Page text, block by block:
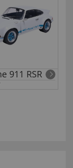
911 RSR